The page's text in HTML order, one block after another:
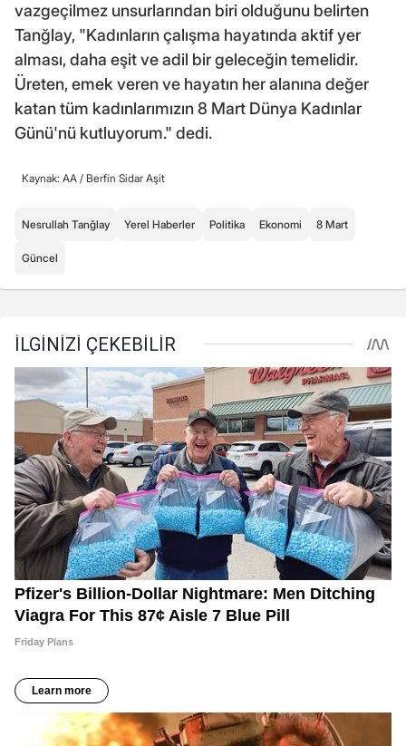
vazgeçilmez unsurlarından biri olduğunu belirten
Tanğlay, "Kadınların çalışma hayatında aktif yer
alması, daha eşit ve adil bir geleceğin temelidir.
Üreten, emek veren ve hayatın her alanına değer
katan tüm kadınlarımızın 8 Mart Dünya Kadınlar
Günü'nü kutluyorum." dedi.
Kaynak: AA / Berfin Sidar Aşit
Nesrullah Tanğlay Yerel Haberler Politika Ekonomi 8 Mart
Güncel